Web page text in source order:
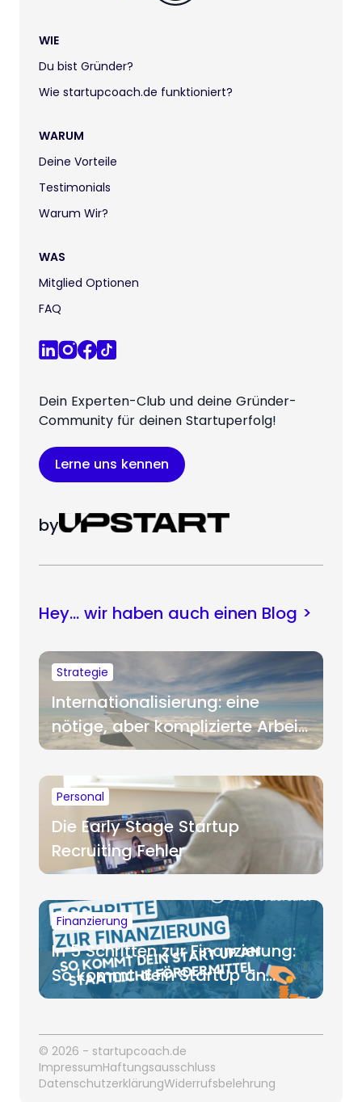
WIE
Du bist Gründer?
Wie startupcoach.de funktioniert?
WARUM
Deine Vorteile
Testimonials
Warum Wir?
WAS
Mitglied Optionen
FAQ
Dein Experten-Club und deine Gründer-
Community für deinen Startuperfolg!
Lerne uns kennen
by
Hey… wir haben auch einen Blog >
Strategie
Internationalisierung: eine
nötige, aber komplizierte Arbeit
für Startups
Personal
Die Early Stage Startup
Recruiting Fehler
Finanzierung
In 5 Schritten zur Finanzierung:
So kommt dein StartUp an
staatliche Fördermittel
© 2026 - startupcoach.de
ImpressumHaftungsausschluss
DatenschutzerklärungWiderrufsbelehrung